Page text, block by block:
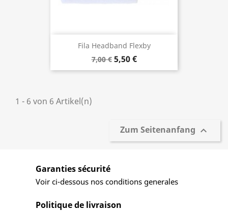
Fila Headband Flexby
7,00 € 5,50 €
1 - 6 von 6 Artikel(n)
Zum Seitenanfang 
Garanties sécurité
Voir ci-dessous nos conditions generales
Politique de livraison